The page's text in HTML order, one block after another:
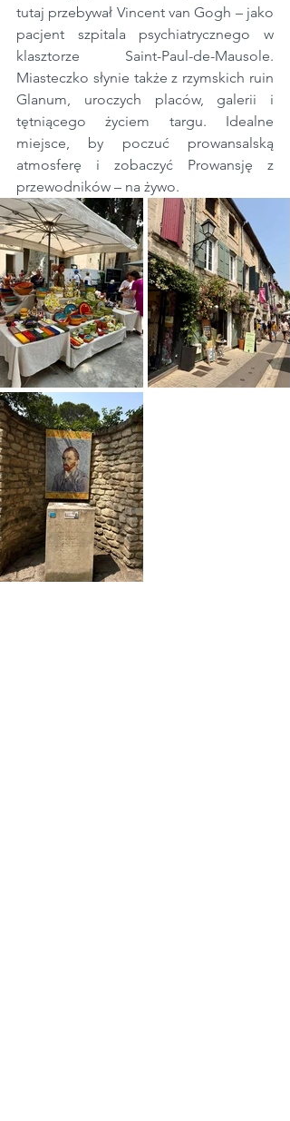
tutaj przebywał Vincent van Gogh – jako
pacjent szpitala psychiatrycznego w
klasztorze Saint-Paul-de-Mausole.
Miasteczko słynie także z rzymskich ruin
Glanum, uroczych placów, galerii i
tętniącego życiem targu. Idealne
miejsce, by poczuć prowansalską
atmosferę i zobaczyć Prowansję z
przewodników – na żywo.